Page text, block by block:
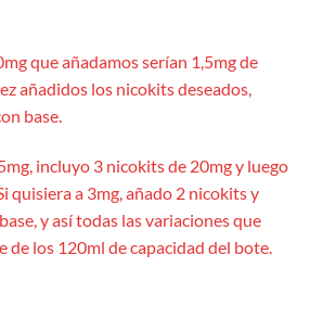
que añadamos serían 1,5mg de
añadidos los nicokits deseados,
base.
incluyo 3 nicokits de 20mg y luego
quisiera a 3mg, añado 2 nicokits y
y así todas las variaciones que
de los 120ml de capacidad del bote.